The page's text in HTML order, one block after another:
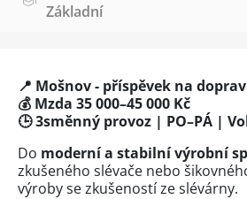
Základní
📍 Mošnov - příspěvek na
💰 Mzda 35 000–45 000 Kč
🕒 3směnný provoz | PO–PÁ |
Do moderní a stabilní výrobní
zkušeného slévače nebo
výroby se zkušeností ze slévárny.